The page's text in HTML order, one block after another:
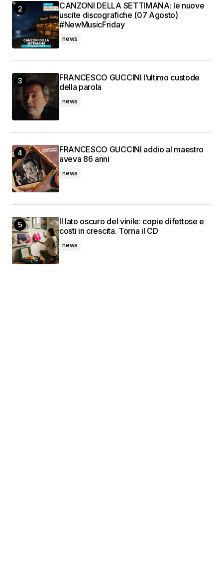
CANZONI DELLA SETTIMANA: le nuove
uscite discografiche (07 Agosto)
#NewMusicFriday
news
FRANCESCO GUCCINI l’ultimo custode
della parola
news
FRANCESCO GUCCINI addio al maestro
aveva 86 anni
news
Il lato oscuro del vinile: copie difettose e
costi in crescita. Torna il CD
news